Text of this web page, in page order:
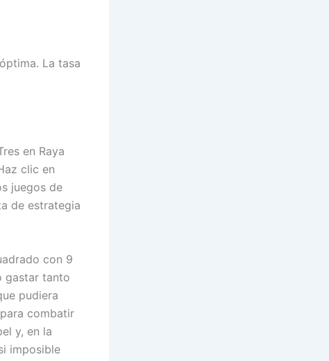
La tasa
en Raya
clic en
juegos de
de estrategia
con 9
gastar tanto
pudiera
combatir
y, en la
imposible